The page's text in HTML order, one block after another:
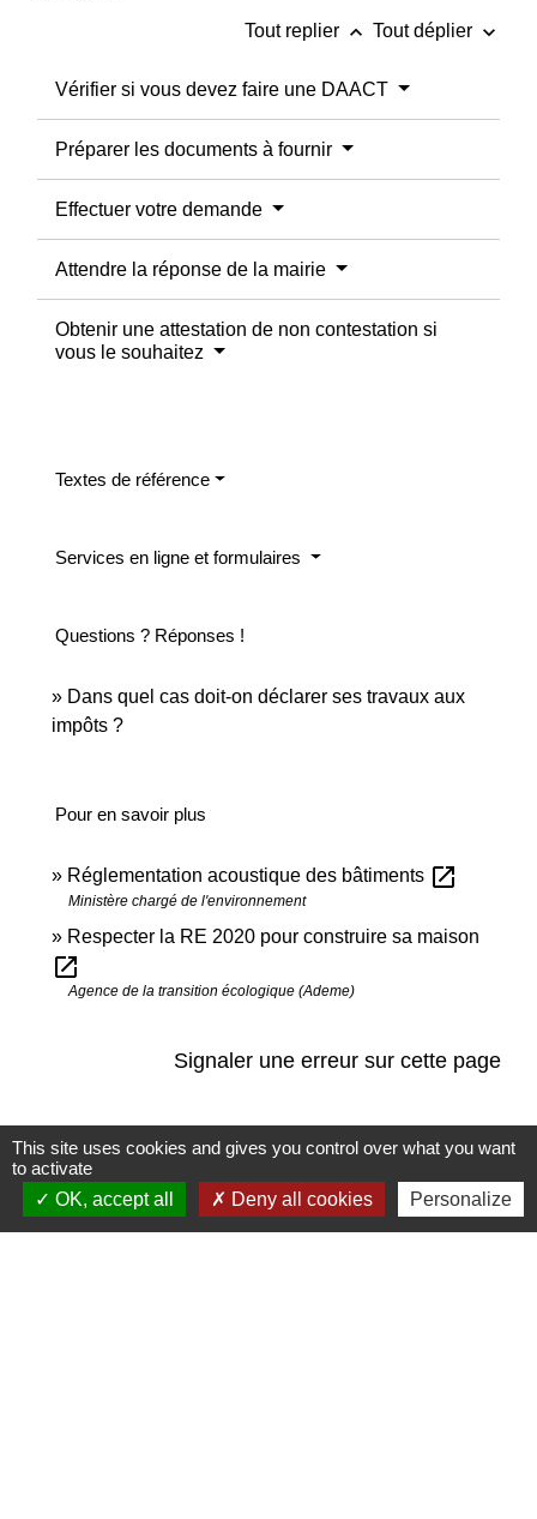
Tout replier keyboard_arrow_up Tout déplier keyboard_arrow_down
Vérifier si vous devez faire une DAACT
Préparer les documents à fournir
Effectuer votre demande
Attendre la réponse de la mairie
Obtenir une attestation de non contestation si
vous le souhaitez
Textes de référence
Services en ligne et formulaires
Questions ? Réponses !
Dans quel cas doit-on déclarer ses travaux aux
impôts ?
Pour en savoir plus
Réglementation acoustique des bâtiments open_in_new
Ministère chargé de l'environnement
Respecter la RE 2020 pour construire sa maison
open_in_new
Agence de la transition écologique (Ademe)
Signaler une erreur sur cette page
Contact
This site uses cookies and gives you control over what you want
to activate
OK, accept all
Deny all cookies Personalize